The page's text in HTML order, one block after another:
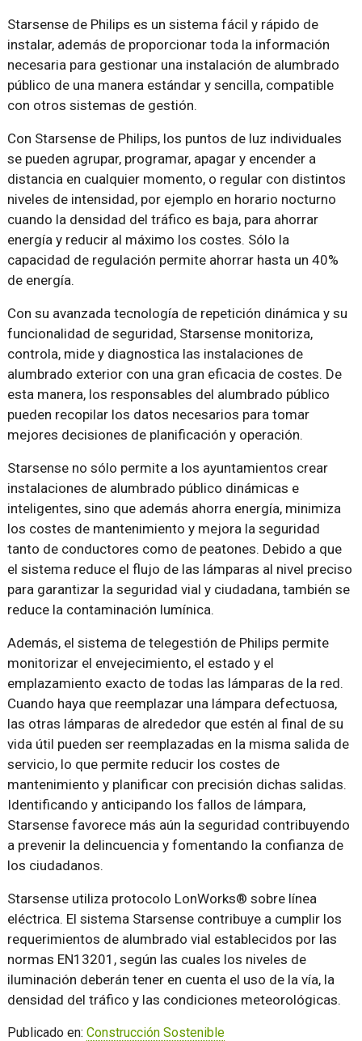
Starsense de Philips es un sistema fácil y rápido de
instalar, además de proporcionar toda la información
necesaria para gestionar una instalación de alumbrado
público de una manera estándar y sencilla, compatible
con otros sistemas de gestión.
Con Starsense de Philips, los puntos de luz individuales
se pueden agrupar, programar, apagar y encender a
distancia en cualquier momento, o regular con distintos
niveles de intensidad, por ejemplo en horario nocturno
cuando la densidad del tráfico es baja, para ahorrar
energía y reducir al máximo los costes. Sólo la
capacidad de regulación permite ahorrar hasta un 40%
de energía.
Con su avanzada tecnología de repetición dinámica y su
funcionalidad de seguridad, Starsense monitoriza,
controla, mide y diagnostica las instalaciones de
alumbrado exterior con una gran eficacia de costes. De
esta manera, los responsables del alumbrado público
pueden recopilar los datos necesarios para tomar
mejores decisiones de planificación y operación.
Starsense no sólo permite a los ayuntamientos crear
instalaciones de alumbrado público dinámicas e
inteligentes, sino que además ahorra energía, minimiza
los costes de mantenimiento y mejora la seguridad
tanto de conductores como de peatones. Debido a que
el sistema reduce el flujo de las lámparas al nivel preciso
para garantizar la seguridad vial y ciudadana, también se
reduce la contaminación lumínica.
Además, el sistema de telegestión de Philips permite
monitorizar el envejecimiento, el estado y el
emplazamiento exacto de todas las lámparas de la red.
Cuando haya que reemplazar una lámpara defectuosa,
las otras lámparas de alrededor que estén al final de su
vida útil pueden ser reemplazadas en la misma salida de
servicio, lo que permite reducir los costes de
mantenimiento y planificar con precisión dichas salidas.
Identificando y anticipando los fallos de lámpara,
Starsense favorece más aún la seguridad contribuyendo
a prevenir la delincuencia y fomentando la confianza de
los ciudadanos.
Starsense utiliza protocolo LonWorks® sobre línea
eléctrica. El sistema Starsense contribuye a cumplir los
requerimientos de alumbrado vial establecidos por las
normas EN13201, según las cuales los niveles de
iluminación deberán tener en cuenta el uso de la vía, la
densidad del tráfico y las condiciones meteorológicas.
Publicado en: Construcción Sostenible